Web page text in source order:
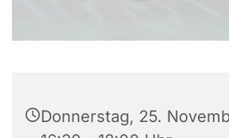
Donnerstag, 25.